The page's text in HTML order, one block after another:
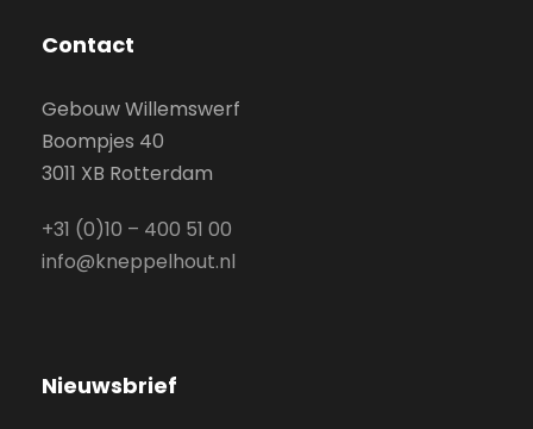
Contact
Gebouw Willemswerf
Boompjes 40
3011 XB Rotterdam
+31 (0)10 – 400 51 00
info@kneppelhout.nl
Nieuwsbrief